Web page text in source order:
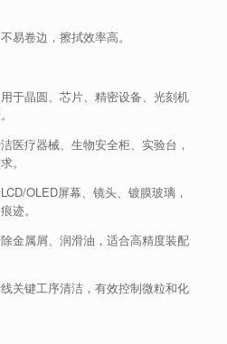
易卷边，擦拭效率高。
于晶圆、芯片、精密设备、光刻机
医疗器械、生物安全柜、实验台，
。
OLED屏幕、镜头、镀膜玻璃，
迹。
金属屑、润滑油，适合高精度装配
关键工序清洁，有效控制微粒和化